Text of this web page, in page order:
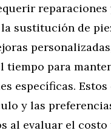
sustitución de
tiempo para
específicas.
y las
al evaluar el